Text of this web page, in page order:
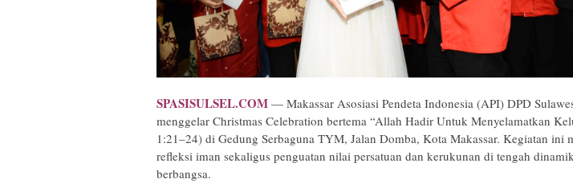
SPASISULSEL.COM — Makassar Asosiasi Pendeta Indonesia (API) DPD
menggelar Christmas Celebration bertema “Allah Hadir Untuk Menyelamatkan
1:21–24) di Gedung Serbaguna TYM, Jalan Domba, Kota Makassar. Kegiatan ini
refleksi iman sekaligus penguatan nilai persatuan dan kerukunan di tengah
berbangsa.